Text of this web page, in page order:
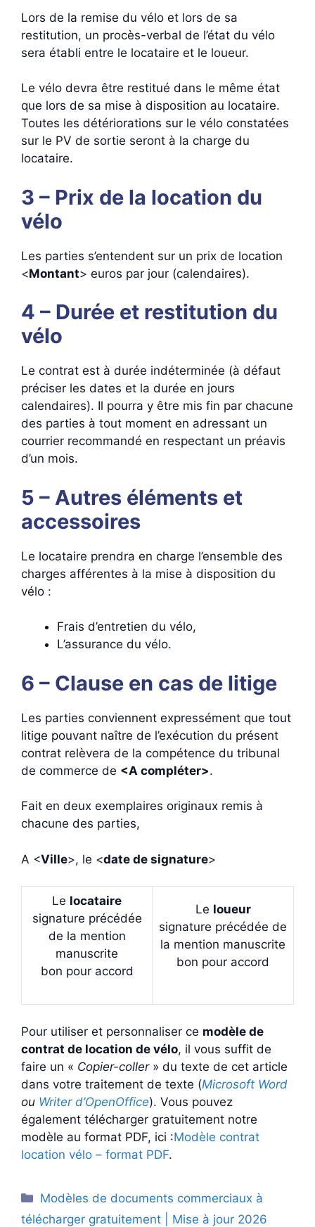
Lors de la remise du vélo et lors de sa
restitution, un procès-verbal de l’état du vélo
sera établi entre le locataire et le loueur.
Le vélo devra être restitué dans le même état
que lors de sa mise à disposition au locataire.
Toutes les détériorations sur le vélo constatées
sur le PV de sortie seront à la charge du
locataire.
3 – Prix de la location du
vélo
Les parties s’entendent sur un prix de location
<Montant> euros par jour (calendaires).
4 – Durée et restitution du
vélo
Le contrat est à durée indéterminée (à défaut
préciser les dates et la durée en jours
calendaires). Il pourra y être mis fin par chacune
des parties à tout moment en adressant un
courrier recommandé en respectant un préavis
d’un mois.
5 – Autres éléments et
accessoires
Le locataire prendra en charge l’ensemble des
charges afférentes à la mise à disposition du
vélo :
Frais d’entretien du vélo,
L’assurance du vélo.
6 – Clause en cas de litige
Les parties conviennent expressément que tout
litige pouvant naître de l’exécution du présent
contrat relèvera de la compétence du tribunal
de commerce de <A compléter>.
Fait en deux exemplaires originaux remis à
chacune des parties,
A <Ville>, le <date de signature>
Le locataire
signature précédée
de la mention
manuscrite
bon pour accord
Le loueur
signature précédée de
la mention manuscrite
bon pour accord
Pour utiliser et personnaliser ce modèle de
contrat de location de vélo, il vous suffit de
faire un « Copier-coller» du texte de cet article
dans votre traitement de texte (Microsoft Word
ou Writer d’OpenOffice). Vous pouvez
également télécharger gratuitement notre
modèle au format PDF, ici :Modèle contrat
location vélo – format PDF.
Catégories
Modèles de documents commerciaux à
télécharger gratuitement | Mise à jour 2026